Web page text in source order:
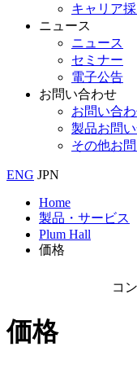
キャリア採
ニュース
ニュース
セミナー
電子公告
お問い合わせ
お問い合
製品お問
その他お
ENG JPN
Home
製品・サービス
Plum Hall
価格
コ
価格